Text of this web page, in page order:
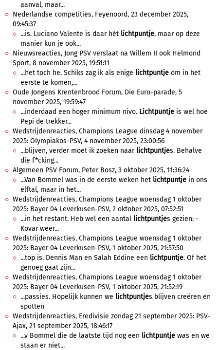
aanval, maar...
Nederlandse competities, Feyenoord, 23 december 2025,
09:45:37
...is. Luciano Valente is daar hét lichtpuntje, maar op deze
manier kun je ook...
Nieuwsreacties, Jong PSV verslaat na Willem II ook Helmond
Sport, 8 november 2025, 19:51:11
...het toch he. Schiks zag ik als enige lichtpuntje om in het
eerste te komen,...
Oude Jongens Krentenbrood Forum, Die Euro-parade, 5
november 2025, 19:59:47
...inderdaad een hoger minimum nivo. Lichtpuntje is wel hoe
Pepi de trekker...
Wedstrijdenreacties, Champions League dinsdag 4 november
2025: Olympiakos-PSV, 4 november 2025, 23:00:56
...blijven, verder moet ik zoeken naar lichtpuntjes. Behalve
die f*cking...
Algemeen PSV Forum, Peter Bosz, 3 oktober 2025, 11:36:24
...Van Bommel was in de eerste weken het lichtpuntje in ons
elftal, maar in het...
Wedstrijdenreacties, Champions League woensdag 1 oktober
2025: Bayer 04 Leverkusen-PSV, 2 oktober 2025, 07:52:51
...in het restant. Heb wel een aantal lichtpuntjes gezien: -
Kovar weer...
Wedstrijdenreacties, Champions League woensdag 1 oktober
2025: Bayer 04 Leverkusen-PSV, 1 oktober 2025, 21:57:50
...top is. Dennis Man en Salah Eddine een lichtpuntje. Of het
genoeg gaat zijn...
Wedstrijdenreacties, Champions League woensdag 1 oktober
2025: Bayer 04 Leverkusen-PSV, 1 oktober 2025, 21:52:19
...passies. Hopelijk kunnen we lichtpuntjes blijven creëren en
spotten
Wedstrijdenreacties, Eredivisie zondag 21 september 2025: PSV-
Ajax, 21 september 2025, 18:46:17
...v Bommel die de laatste tijd nog een lichtpuntje was en we
staan er niet...